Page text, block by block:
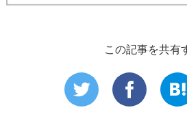
この記事を共有